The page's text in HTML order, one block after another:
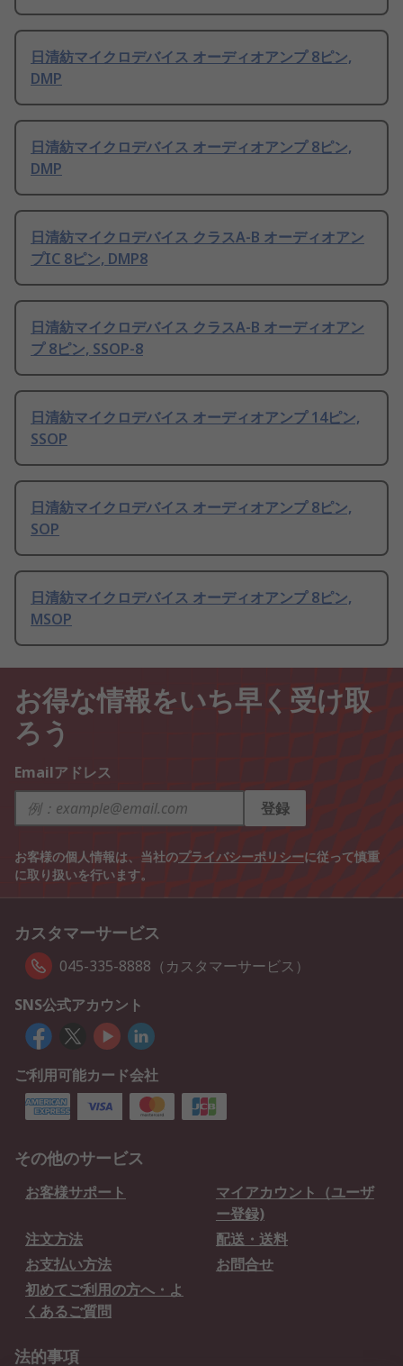
日清紡マイクロデバイス オーディオアンプ 8ピン,
DMP
日清紡マイクロデバイス オーディオアンプ 8ピン,
DMP
日清紡マイクロデバイス クラスA-B オーディオアン
プIC 8ピン, DMP8
日清紡マイクロデバイス クラスA-B オーディオアン
プ 8ピン, SSOP-8
日清紡マイクロデバイス オーディオアンプ 14ピン,
SSOP
日清紡マイクロデバイス オーディオアンプ 8ピン,
SOP
日清紡マイクロデバイス オーディオアンプ 8ピン,
MSOP
お得な情報をいち早く受け取
ろう
Emailアドレス
登録
お客様の個人情報は、当社のプライバシーポリシーに従って慎重
に取り扱いを行います。
カスタマーサービス
045-335-8888（カスタマーサービス）
SNS公式アカウント
ご利用可能カード会社
その他のサービス
お客様サポート
マイアカウント（ユーザ
ー登録)
注文方法
配送・送料
お支払い方法
お問合せ
初めてご利用の方へ・よ
くあるご質問
法的事項